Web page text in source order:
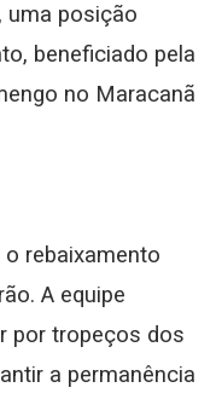
uma posição
beneficiado pela
no Maracanã
rebaixamento
A equipe
por tropeços dos
a permanência